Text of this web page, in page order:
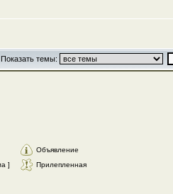
Показать темы:
Объявление
]
Прилепленная